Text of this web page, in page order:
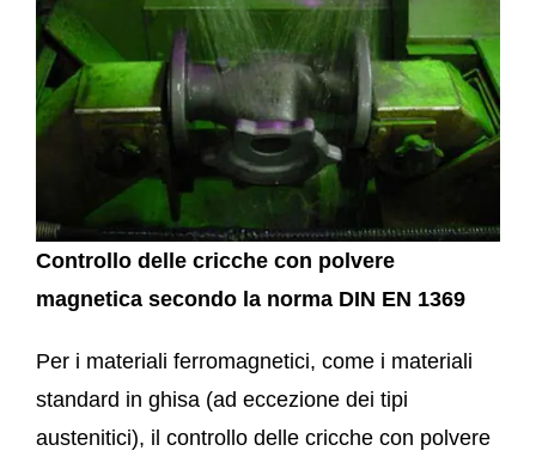
Controllo delle cricche con polvere
magnetica secondo la norma DIN EN 1369
Per i materiali ferromagnetici, come i materiali
standard in ghisa (ad eccezione dei tipi
austenitici), il controllo delle cricche con polvere